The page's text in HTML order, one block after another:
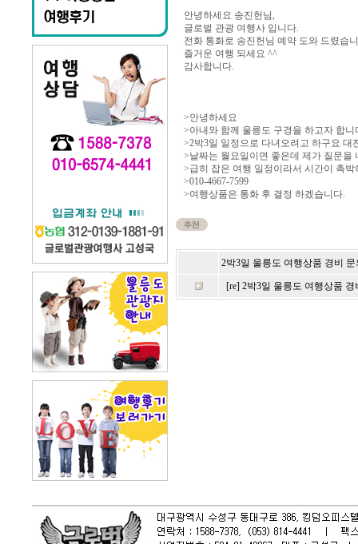
안녕하세요 송진헌님,
글로벌 관광 여행사 입니다.
전화 통화로 송진헌님 예약 도와 드렸습
즐거운 여행 되세요 ^^
감사합니다.
>안녕하세요
>아내와 함께 울릉도 구경을 하고자 합니
>2박3일 일정으로 다녀오려고 하구요
>날짜는 월요일이면 좋은데 제가 질문을
>급히 잡은 여행 일정이라서 시간이 촉
>010-4667-7599
>여행상품은 통화 후 결정 하겠습니다.
2박3일 울릉도 여행상품 경비
[re] 2박3일 울릉도 여행상품